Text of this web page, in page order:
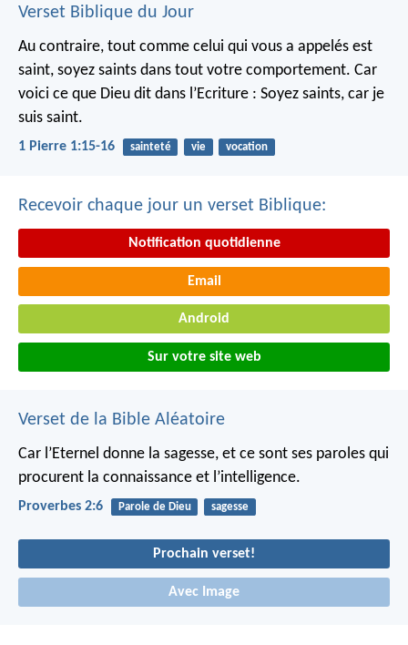
Verset Biblique du Jour
Au contraire, tout comme celui qui vous a appelés est
saint, soyez saints dans tout votre comportement. Car
voici ce que Dieu dit dans l’Ecriture : Soyez saints, car je
suis saint.
1 Pierre 1:15-16 sainteté vie vocation
Recevoir chaque jour un verset Biblique:
Notification quotidienne
Email
Android
Sur votre site web
Verset de la Bible Aléatoire
Car l’Eternel donne la sagesse, et ce sont ses paroles qui
procurent la connaissance et l’intelligence.
Proverbes 2:6 Parole de Dieu sagesse
Prochain verset!
Avec Image